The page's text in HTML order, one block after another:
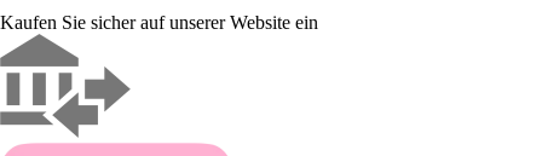
Kaufen Sie sicher auf unserer Website ein